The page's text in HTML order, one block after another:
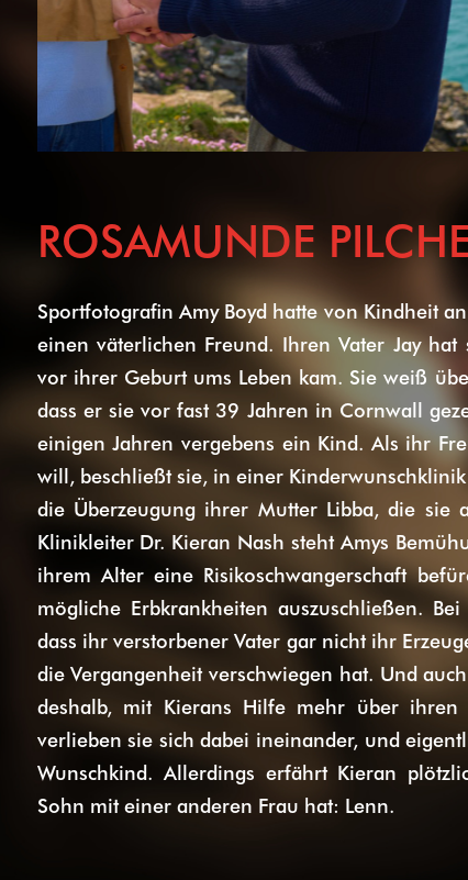
ROSAMUNDE
Sportfotografin Amy Boyd hatte von Kindheit
einen väterlichen Freund. Ihren Vater Jay
vor ihrer Geburt ums Leben kam. Sie weiß
dass er sie vor fast 39 Jahren in Cornwall
einigen Jahren vergebens ein Kind. Als ihr
will, beschließt sie, in einer
die Überzeugung ihrer Mutter Libba, die sie
Klinikleiter Dr. Kieran Nash steht Amys
ihrem Alter eine Risikoschwangerschaft
mögliche Erbkrankheiten auszuschließen.
dass ihr verstorbener Vater gar nicht ihr
die Vergangenheit verschwiegen hat. Und
deshalb, mit Kierans Hilfe mehr über
verlieben sie sich dabei ineinander, und
Wunschkind. Allerdings erfährt Kieran
Sohn mit einer anderen Frau hat: Lenn.